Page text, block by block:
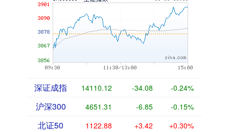
深证成指 14110.12 -34.08 -0.24%
沪深300 4651.31 -6.85 -0.15%
北证50 1122.88 +3.42 +0.30%